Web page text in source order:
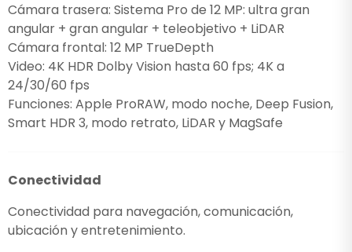
Cámara trasera: Sistema Pro de 12 MP: ultra gran
angular + gran angular + teleobjetivo + LiDAR
Cámara frontal: 12 MP TrueDepth
Video: 4K HDR Dolby Vision hasta 60 fps; 4K a
24/30/60 fps
Funciones: Apple ProRAW, modo noche, Deep Fusion,
Smart HDR 3, modo retrato, LiDAR y MagSafe
Conectividad
Conectividad para navegación, comunicación,
ubicación y entretenimiento.